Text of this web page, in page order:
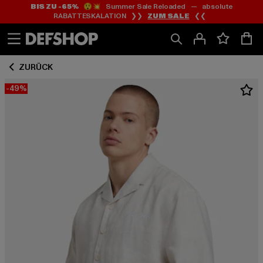
Zum
Inhalt
springen
Zum
Fußzeile
springen
BIS ZU -65%😲💥 Summer Sale Reloaded — absolute
RABATTESKALATION ❯❯ ZUM SALE ❮❮
ZURÜCK
-49%